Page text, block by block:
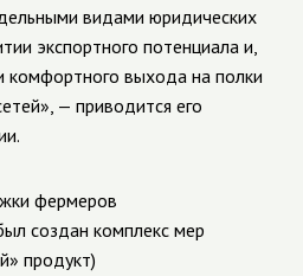
видами юридических
экспортного потенциала и,
комфортного выхода на полки
— приводится его
фермеров
создан комплекс мер
продукт)